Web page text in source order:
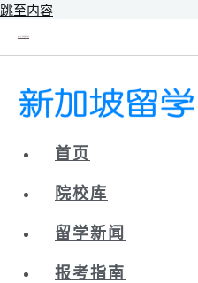
跳至内容
首页
院校库
留学新闻
报考指南